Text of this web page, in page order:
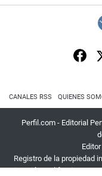
CANALES RSS QUIENES
Perfil.com - Editorial
Registro de la propiedad
Dirección:California 2715,